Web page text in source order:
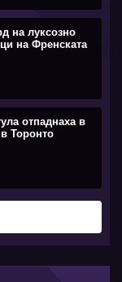
на луксозно
на Френската
отпаднаха в
Торонто